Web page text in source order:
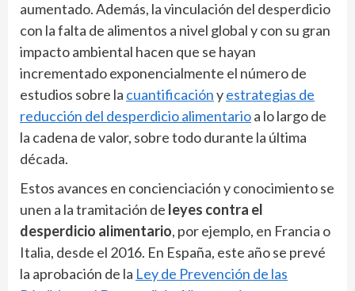
aumentado. Además, la vinculación del desperdicio
con la falta de alimentos a nivel global y con su gran
impacto ambiental hacen que se hayan
incrementado exponencialmente el número de
estudios sobre la cuantificaciónyestrategias de
reducción del desperdicio alimentarioa lo largo de
la cadena de valor, sobre todo durante la última
década.
Estos avances en concienciación y conocimiento se
unen a la tramitación de leyes contra el
desperdicio alimentario, por ejemplo, en Francia o
Italia, desde el 2016. En España, este año se prevé
la aprobación de la Ley de Prevención de las